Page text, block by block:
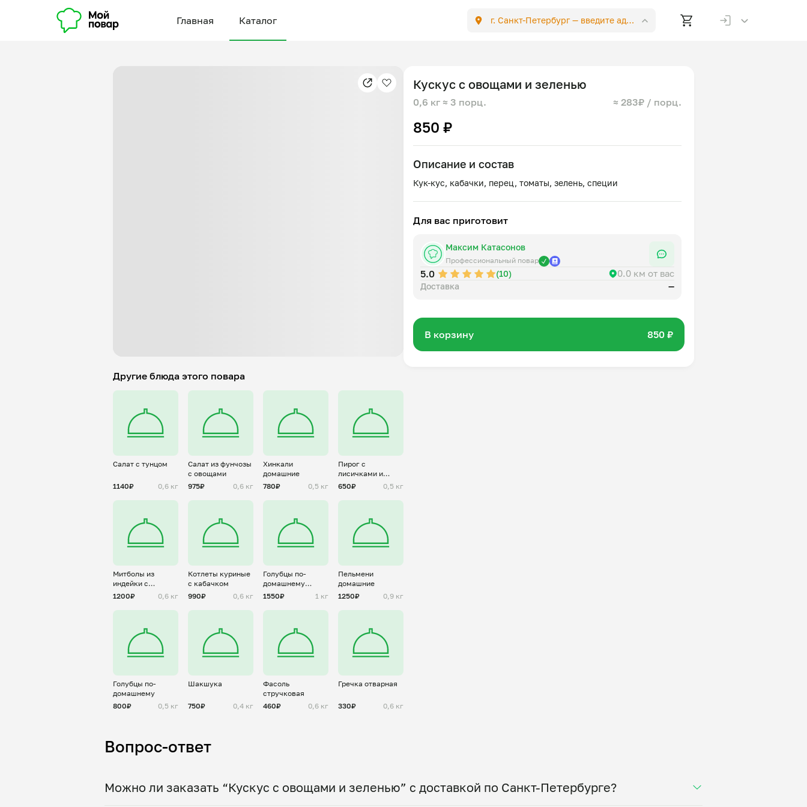
Главная Каталог г. Санкт-Петербург —введите адрес
Другие блюда этого повара
Салат с тунцом
1140₽ 0,6 кг
Салат из фунчозы
с овощами
975₽
0,6 кг
Хинкали
домашние
780₽
0,5 кг
Пирог с
лисичками и
картофелем
650₽ 0,5 кг
Митболы из
индейки с
курицей в
томатном соусе
1200₽ 0,6 кг
Котлеты куриные
с кабачком
990₽
0,6 кг
Голубцы по-
домашнему
(заготовка)
1550₽ 1 кг
Пельмени
домашние
1250₽
0,9 кг
Голубцы по-
домашнему
800₽
0,5 кг
Шакшука
750₽ 0,4 кг
Фасоль
стручковая
460₽
0,6 кг
Гречка отварная
330₽ 0,6 кг
Кускус с овощами и зеленью
0,6 кг ≈ 3 порц. ≈ 283₽ / порц.
850 ₽
Описание и состав
Для вас приготовит
Максим Катасонов
Профессиональный повар
5.0 (10) 0.0 км от вас
Доставка —
В корзину 850 ₽
Вопрос-ответ
Можно ли заказать “Кускус с овощами и зеленью” с доставкой по Санкт-Петербурге?